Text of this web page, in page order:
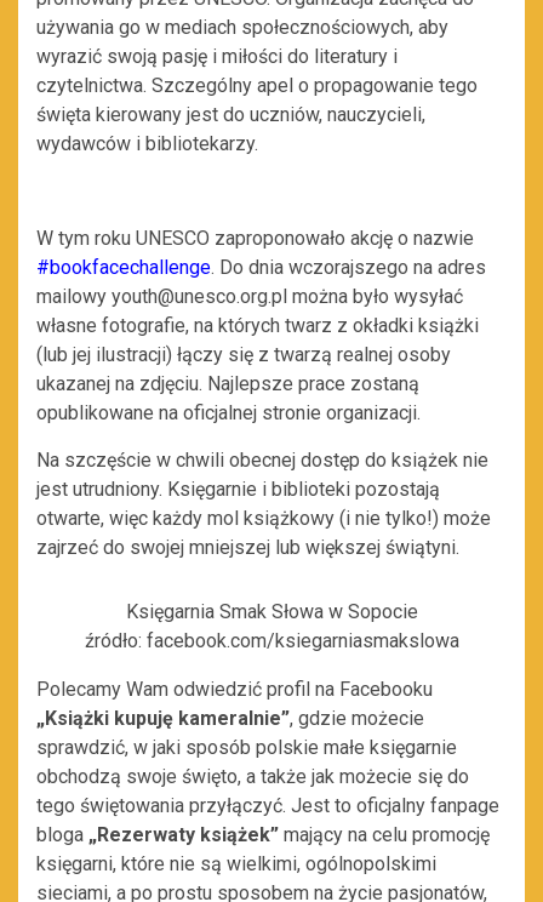
używania go w mediach społecznościowych, aby
wyrazić swoją pasję i miłości do literatury i
czytelnictwa. Szczególny apel o propagowanie tego
święta kierowany jest do uczniów, nauczycieli,
wydawców i bibliotekarzy.
W tym roku UNESCO zaproponowało akcję o nazwie
#bookfacechallenge. Do dnia wczorajszego na adres
mailowy youth@unesco.org.pl można było wysyłać
własne fotografie, na których twarz z okładki książki
(lub jej ilustracji) łączy się z twarzą realnej osoby
ukazanej na zdjęciu. Najlepsze prace zostaną
opublikowane na oficjalnej stronie organizacji.
Na szczęście w chwili obecnej dostęp do książek nie
jest utrudniony. Księgarnie i biblioteki pozostają
otwarte, więc każdy mol książkowy (i nie tylko!) może
zajrzeć do swojej mniejszej lub większej świątyni.
Księgarnia Smak Słowa w Sopocie
źródło: facebook.com/ksiegarniasmakslowa
Polecamy Wam odwiedzić profil na Facebooku
„Książki kupuję kameralnie”, gdzie możecie
sprawdzić, w jaki sposób polskie małe księgarnie
obchodzą swoje święto, a także jak możecie się do
tego świętowania przyłączyć. Jest to oficjalny fanpage
bloga „Rezerwaty książek” mający na celu promocję
księgarni, które nie są wielkimi, ogólnopolskimi
sieciami, a po prostu sposobem na życie pasjonatów,